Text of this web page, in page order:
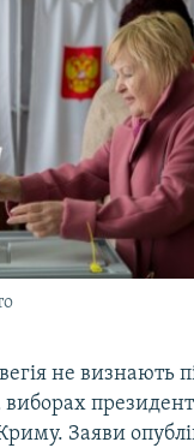
КРИМУ
не визнають
Заяви